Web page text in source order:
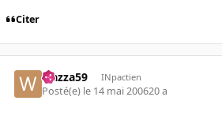
Citer
wazza59 INpactien
Posté(e) le 14 mai 200620 a